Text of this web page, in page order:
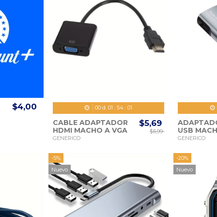
$4,00 00d. 01 : 53: 59
CABLE ADAPTADOR
HDMI MACHO A VGA
HEMBRA
GENERICO
$5,69
$5,99
USB
HEMBRA
GENERICO
-5%
Nuevo
-20%
Nuevo